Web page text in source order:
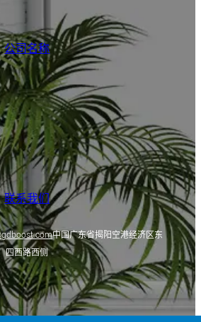
公司名称
联系我们
中国广东省揭阳空港经济区东
四西路西侧